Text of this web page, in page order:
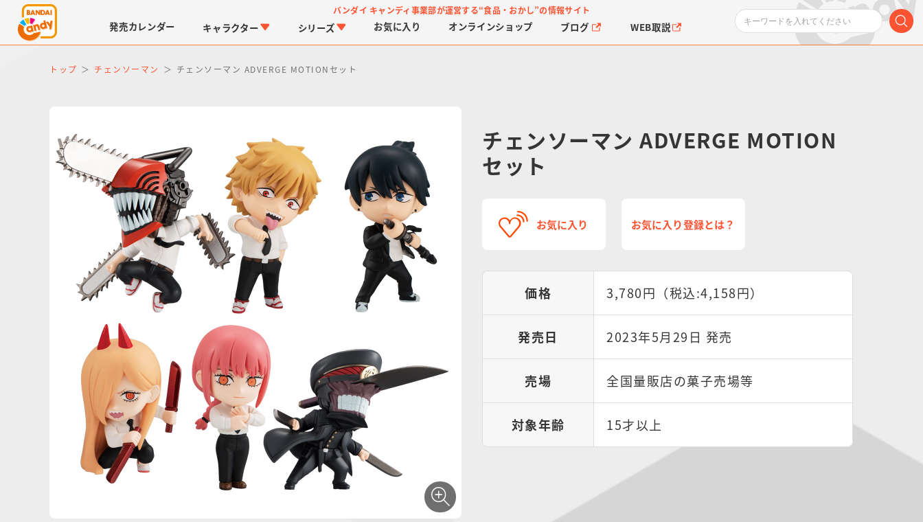
バンダイ キャンディ事業部が運営する“食品・おかし”の情報サイト
発売カレンダー キャラクター
LINK TRAVELERS 仮面ライダーシリーズ
PROJECT R.E.D.・ス
ーパー戦隊シリーズ
シリーズ
チョコボックス キャラパキ つりグミ
お気に入り オンラインショップ ブログ WEB取説
トップ チェンソーマン チェンソーマン ADVERGE MOTIONセット
チェンソーマン ADVERGE MOTION
セット
お気に入り お気に入り登録とは？
価格 3,780円（税込:4,158円）
発売日 2023年5月29日 発売
売場 全国量販店の菓子売場等
対象年齢 15才以上